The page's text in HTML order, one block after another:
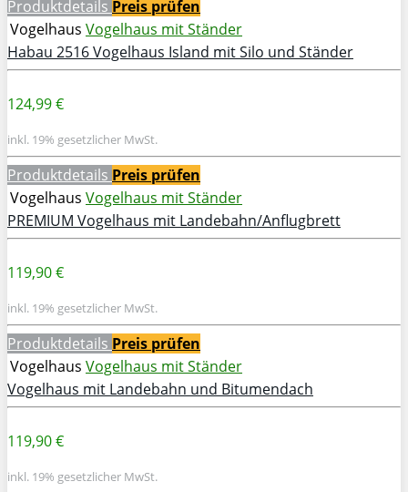
Produktdetails Preis prüfen
Vogelhaus Vogelhaus mit Ständer
Habau 2516 Vogelhaus Island mit Silo und Ständer
124,99 €
inkl. 19% gesetzlicher MwSt.
Produktdetails Preis prüfen
Vogelhaus Vogelhaus mit Ständer
PREMIUM Vogelhaus mit Landebahn/Anflugbrett
119,90 €
inkl. 19% gesetzlicher MwSt.
Produktdetails Preis prüfen
Vogelhaus Vogelhaus mit Ständer
Vogelhaus mit Landebahn und Bitumendach
119,90 €
inkl. 19% gesetzlicher MwSt.